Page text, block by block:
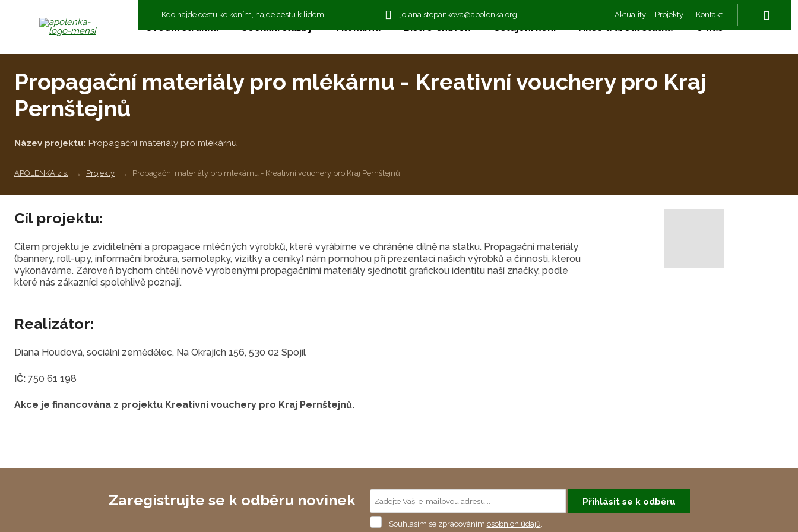
Kdo najde cestu ke koním, najde cestu k lidem… jolana.stepankova@apolenka.org Aktuality Projekty Kontakt
Úvodní stránka Sociální služby Mlékárna Bistro Chlívek Ustájení koní Akce a areál statku O nás
Propagační materiály pro mlékárnu - Kreativní vouchery pro Kraj
Pernštejnů
Název projektu: Propagační materiály pro mlékárnu
APOLENKA z.s. Projekty Propagační materiály pro mlékárnu - Kreativní vouchery pro Kraj Pernštejnů
Cíl projektu:
Cílem projektu je zviditelnění a propagace mléčných výrobků, které vyrábíme ve chráněné dílně na statku. Propagační materiály
(bannery, roll-upy, informační brožura, samolepky, vizitky a ceníky) nám pomohou při prezentaci našich výrobků a činnosti, kterou
vykonáváme. Zároveň bychom chtěli nově vyrobenými propagačními materiály sjednotit grafickou identitu naší značky, podle
které nás zákazníci spolehlivě poznají.
Realizátor:
Diana Houdová, sociální zemědělec, Na Okrajích 156, 530 02 Spojil
IČ: 750 61 198
Akce je financována z projektu Kreativní vouchery pro Kraj Pernštejnů.
Zaregistrujte se k odběru novinek
Souhlasím
Souhlasím se zpracováním osobních údajů.
Přihlásit se k odběru